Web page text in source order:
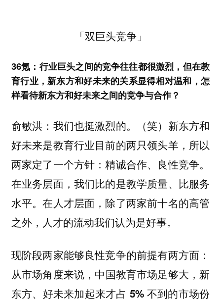
「双巨头竞争」
36氪：行业巨头之间的竞争往往都很激烈，但在教
育行业，新东方和好未来的关系显得相对温和，怎
样看待新东方和好未来之间的竞争与合作？
俞敏洪：我们也挺激烈的。（笑）新东方和
好未来是教育行业目前的两只领头羊，所以
两家定了一个方针：精诚合作、良性竞争。
在业务层面，我们比的是教学质量、比服务
水平。在人才层面，除了两家前十名的高管
之外，人才的流动我们认为是好事。
现阶段两家能够良性竞争的前提有两方面：
从市场角度来说， 中国教育市场足够大，新
东方、好未来加起来才占 5% 不到的市场份